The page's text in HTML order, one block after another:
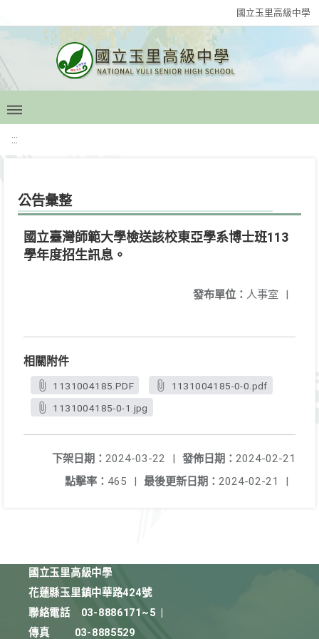
國立玉里高級中學
:::
公告彙整
國立臺灣師範大學檢送該校東亞學系博士班113
學年度招生訊息。
發布單位： 人事室 |
相關附件
1131004185.PDF
1131004185-0-0.pdf
1131004185-0-1.jpg
發佈日期： 2024-02-21
下架日期： 2024-03-22
|
最後更新日期： 2024-02-21 |
點擊率： 465 |
國立玉里高級中學
花蓮縣玉里鎮中華路424號
聯絡電話
03-8886171~5
傳真
03-8885529